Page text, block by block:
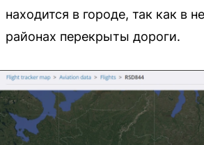
находится в городе, так как в
районах перекрыты дороги.